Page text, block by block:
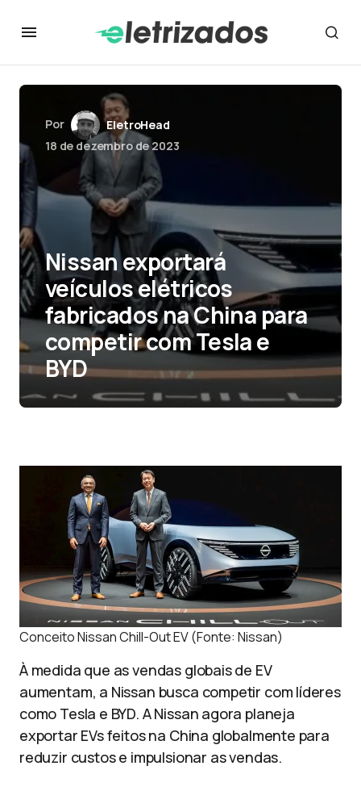
Por
EletroHead
18 de dezembro de 2023
Nissan exportará
veículos elétricos
fabricados na China para
competir com Tesla e
BYD
Conceito Nissan Chill-Out EV (Fonte: Nissan)
À medida que as vendas globais de EV
aumentam, a Nissan busca competir com líderes
como Tesla e BYD. A Nissan agora planeja
exportar EVs feitos na China globalmente para
reduzir custos e impulsionar as vendas.